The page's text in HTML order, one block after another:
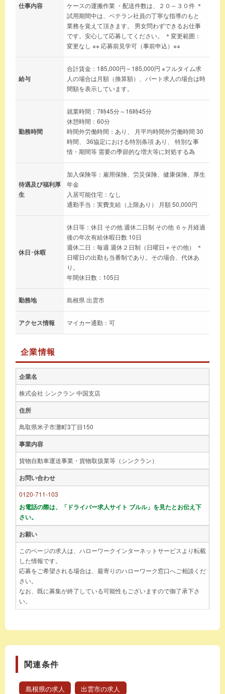
仕事内容
ケースの運搬作業 ・配送件数は、２０～３０件 ＊
試用期間中は、ベテラン社員の丁寧な指導のもと
業務を覚えて頂きます。 男女問わずできるお仕事
です。安心して応募してください。 ＊変更範囲：
変更なし ※※ 応募前見学可（事前申込）※※
給与
合計賃金：185,000円～185,000円 ※フルタイム求
人の場合は月額（換算額）、パート求人の場合は時
間額を表示しています。
勤務時間
就業時間：7時45分～16時45分
休憩時間：60分
時間外労働時間：あり、 月平均時間外労働時間 30
時間、 36協定における特別条項 あり、 特別な事
情・期間等 需要の季節的な増大等に対処する為
待遇及び福利厚
生
加入保険等：雇用保険、労災保険、健康保険、厚生
年金
入居可能住宅：なし
通勤手当：実費支給（上限あり） 月額 50,000円
休日･休暇
休日等：休日 その他 週休二日制 その他 ６ヶ月経過
後の年次有給休暇日数 10日
週休二日：毎週 週休２日制（日曜日＋その他） ＊
日曜日の出勤も当番制であり。その場合、代休あ
り。
年間休日数：105日
勤務地 島根県 出雲市
アクセス情報 マイカー通勤：可
企業情報
企業名
株式会社 シンクラン 中国支店
住所
鳥取県米子市灘町3丁目150
事業内容
貨物自動車運送事業・貨物取扱業等（シンクラン）
お問い合わせ
0120-711-103
お電話の際は、「ドライバー求人サイト ブルル」を見たとお伝え下
さい。
お願い
このページの求人は、ハローワークインターネットサービスより転載
した情報です。
応募をご希望される場合は、最寄りのハローワーク窓口へご相談くだ
さい。
なお、既に募集が終了している可能性もございますので御了承下さ
い。
関連条件
島根県の求人 出雲市の求人